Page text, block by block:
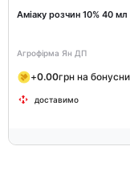
Аміаку розчин 10% 40 мл
Агрофірма Ян ДП
+0.00грн на
доставимо